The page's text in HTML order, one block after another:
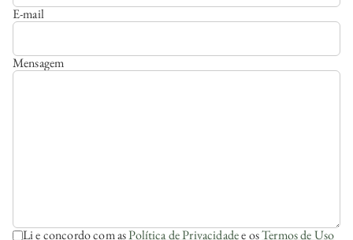
E-mail
Mensagem
Li e concordo com asPolítica de Privacidadee osTermos de Uso